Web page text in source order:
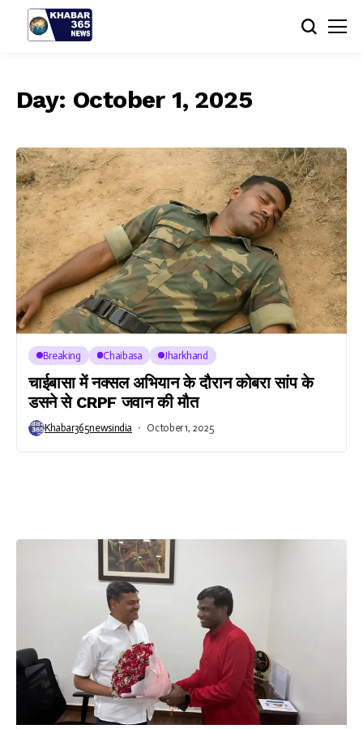
Day: October 1, 2025
Breaking Chaibasa Jharkhand
चाईबासा में नक्सल अभियान के दौरान कोबरा सांप के
डसने से CRPF जवान की मौत
Khabar365newsindia October 1, 2025